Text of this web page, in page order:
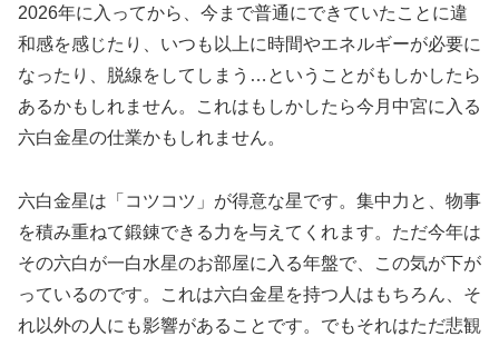
2026年に入ってから、今まで普通にできていたことに違
和感を感じたり、いつも以上に時間やエネルギーが必要に
なったり、脱線をしてしまう…ということがもしかしたら
あるかもしれません。これはもしかしたら今月中宮に入る
六白金星の仕業かもしれません。
六白金星は「コツコツ」が得意な星です。集中力と、物事
を積み重ねて鍛錬できる力を与えてくれます。ただ今年は
その六白が一白水星のお部屋に入る年盤で、この気が下が
っているのです。これは六白金星を持つ人はもちろん、そ
れ以外の人にも影響があることです。でもそれはただ悲観